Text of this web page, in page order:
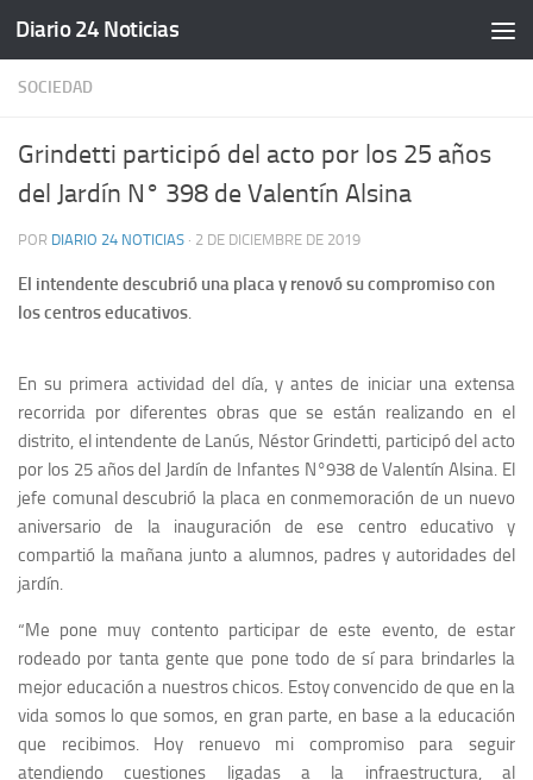
Saltar al contenido
Diario 24 Noticias
SOCIEDAD
Grindetti participó del acto por los 25 años
del Jardín N° 398 de Valentín Alsina
POR DIARIO 24 NOTICIAS · 2 DE DICIEMBRE DE 2019
El intendente descubrió una placa y renovó su compromiso con
los centros educativos.
En su primera actividad del día, y antes de iniciar una extensa
recorrida por diferentes obras que se están realizando en el
distrito, el intendente de Lanús, Néstor Grindetti, participó del acto
por los 25 años del Jardín de Infantes N°938 de Valentín Alsina. El
jefe comunal descubrió la placa en conmemoración de un nuevo
aniversario de la inauguración de ese centro educativo y
compartió la mañana junto a alumnos, padres y autoridades del
jardín.
“Me pone muy contento participar de este evento, de estar
rodeado por tanta gente que pone todo de sí para brindarles la
mejor educación a nuestros chicos. Estoy convencido de que en la
vida somos lo que somos, en gran parte, en base a la educación
que recibimos. Hoy renuevo mi compromiso para seguir
atendiendo cuestiones ligadas a la infraestructura, al